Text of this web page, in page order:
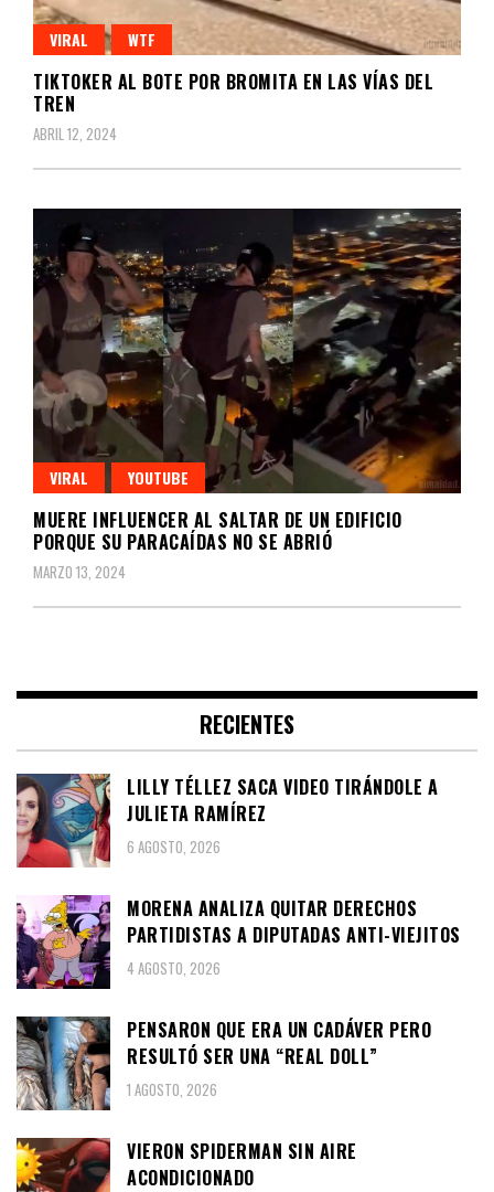
VIRAL WTF
TIKTOKER AL BOTE POR BROMITA EN LAS VÍAS DEL
TREN
ABRIL 12, 2024
VIRAL YOUTUBE
MUERE INFLUENCER AL SALTAR DE UN EDIFICIO
PORQUE SU PARACAÍDAS NO SE ABRIÓ
MARZO 13, 2024
RECIENTES
LILLY TÉLLEZ SACA VIDEO TIRÁNDOLE A
JULIETA RAMÍREZ
6 AGOSTO, 2026
MORENA ANALIZA QUITAR DERECHOS
PARTIDISTAS A DIPUTADAS ANTI-VIEJITOS
4 AGOSTO, 2026
PENSARON QUE ERA UN CADÁVER PERO
RESULTÓ SER UNA “REAL DOLL”
1 AGOSTO, 2026
VIERON SPIDERMAN SIN AIRE
ACONDICIONADO